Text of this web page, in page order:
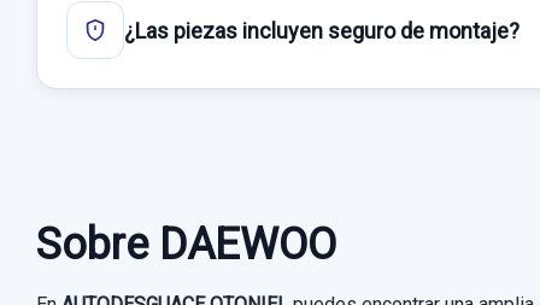
¿Las piezas incluyen seguro de montaje?
Sobre DAEWOO